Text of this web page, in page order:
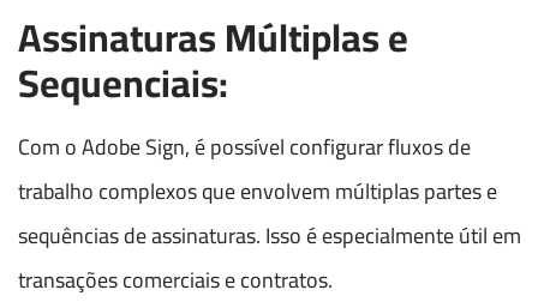
Assinaturas Múltiplas e
Sequenciais:
Com o Adobe Sign, é possível configurar fluxos de
trabalho complexos que envolvem múltiplas partes e
sequências de assinaturas. Isso é especialmente útil em
transações comerciais e contratos.